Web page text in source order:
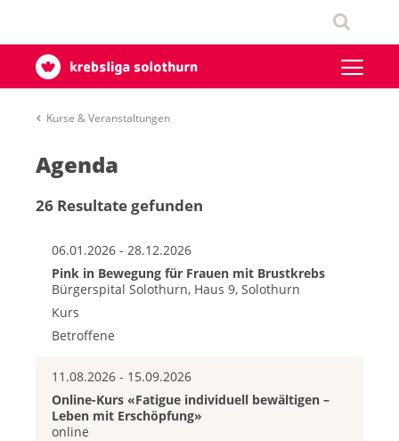
Kurse & Veranstaltungen
Agenda
26 Resultate gefunden
06.01.2026 - 28.12.2026
Pink in Bewegung für Frauen mit Brustkrebs
Bürgerspital Solothurn, Haus 9, Solothurn
Kurs
Betroffene
11.08.2026 - 15.09.2026
Online-Kurs «Fatigue individuell bewältigen –
Leben mit Erschöpfung»
online